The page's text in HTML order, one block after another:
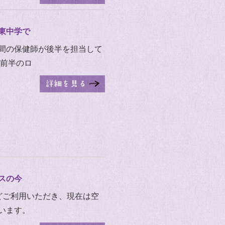
中学で
の保健師が後半を担当して
半のロ
の今
利用いただき、現在は空
ます。